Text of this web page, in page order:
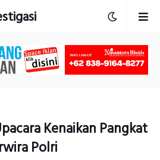
Kenaikan Pangkat
Polri